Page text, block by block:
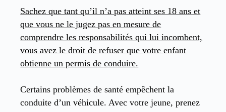
Sachez que tant qu’il n’a pas atteint ses 18 ans et
que vous ne le jugez pas en mesure de
comprendre les responsabilités qui lui incombent,
vous avez le droit de refuser que votre enfant
obtienne un permis de conduire.
Certains problèmes de santé empêchent la
conduite d’un véhicule. Avec votre jeune, prenez